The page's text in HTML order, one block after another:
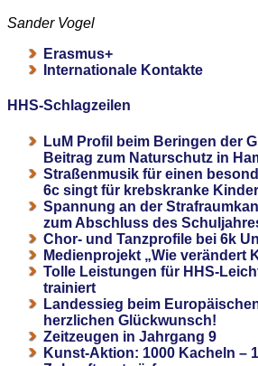
Sander Vogel
Erasmus+
Internationale Kontakte
HHS-Schlagzeilen
LuM Profil beim Beringen der
Beitrag zum Naturschutz in
Straßenmusik für einen
6c singt für krebskranke Kinder
Spannung an der
zum Abschluss des
Chor- und Tanzprofile bei 6k
Medienprojekt „Wie verändert
Tolle Leistungen für HHS-
trainiert
Landessieg beim
herzlichen Glückwunsch!
Zeitzeugen in Jahrgang 9
Kunst-Aktion: 1000 Kacheln –